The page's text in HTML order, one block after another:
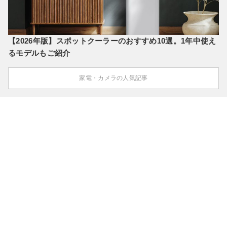
【2026年版】スポットクーラーのおすすめ10選。1年中使え
るモデルもご紹介
家電・カメラの人気記事